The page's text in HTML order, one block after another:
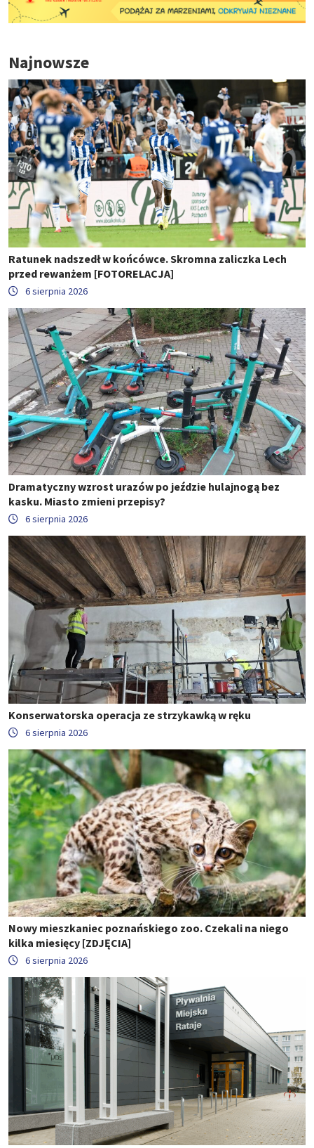
Najnowsze
Ratunek nadszedł w końcówce. Skromna zaliczka Lech
przed rewanżem [FOTORELACJA]
6 sierpnia 2026
Dramatyczny wzrost urazów po jeździe hulajnogą bez
kasku. Miasto zmieni przepisy?
6 sierpnia 2026
Konserwatorska operacja ze strzykawką w ręku
6 sierpnia 2026
Nowy mieszkaniec poznańskiego zoo. Czekali na niego
kilka miesięcy [ZDJĘCIA]
6 sierpnia 2026